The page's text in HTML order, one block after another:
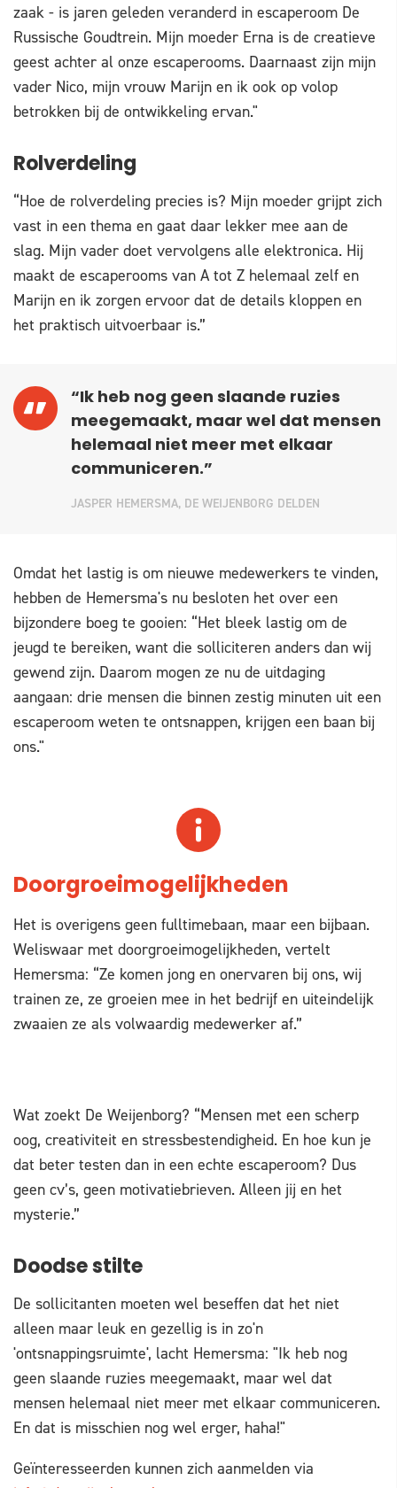
zaak - is jaren geleden veranderd in escaperoom De
Russische Goudtrein. Mijn moeder Erna is de creatieve
geest achter al onze escaperooms. Daarnaast zijn mijn
vader Nico, mijn vrouw Marijn en ik ook op volop
betrokken bij de ontwikkeling ervan."
Rolverdeling
“Hoe de rolverdeling precies is? Mijn moeder grijpt zich
vast in een thema en gaat daar lekker mee aan de
slag. Mijn vader doet vervolgens alle elektronica. Hij
maakt de escaperooms van A tot Z helemaal zelf en
Marijn en ik zorgen ervoor dat de details kloppen en
het praktisch uitvoerbaar is.”
“Ik heb nog geen slaande ruzies
meegemaakt, maar wel dat mensen
helemaal niet meer met elkaar
communiceren.”
JASPER HEMERSMA, DE WEIJENBORG DELDEN
Omdat het lastig is om nieuwe medewerkers te vinden,
hebben de Hemersma's nu besloten het over een
bijzondere boeg te gooien: “Het bleek lastig om de
jeugd te bereiken, want die solliciteren anders dan wij
gewend zijn. Daarom mogen ze nu de uitdaging
aangaan: drie mensen die binnen zestig minuten uit een
escaperoom weten te ontsnappen, krijgen een baan bij
ons."
Doorgroeimogelijkheden
Het is overigens geen fulltimebaan, maar een bijbaan.
Weliswaar met doorgroeimogelijkheden, vertelt
Hemersma: “Ze komen jong en onervaren bij ons, wij
trainen ze, ze groeien mee in het bedrijf en uiteindelijk
zwaaien ze als volwaardig medewerker af.”
Wat zoekt De Weijenborg? “Mensen met een scherp
oog, creativiteit en stressbestendigheid. En hoe kun je
dat beter testen dan in een echte escaperoom? Dus
geen cv’s, geen motivatiebrieven. Alleen jij en het
mysterie.”
Doodse stilte
De sollicitanten moeten wel beseffen dat het niet
alleen maar leuk en gezellig is in zo'n
'ontsnappingsruimte', lacht Hemersma: "Ik heb nog
geen slaande ruzies meegemaakt, maar wel dat
mensen helemaal niet meer met elkaar communiceren.
En dat is misschien nog wel erger, haha!"
Geïnteresseerden kunnen zich aanmelden via